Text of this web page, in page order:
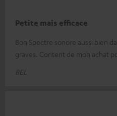
Petite mais efficace
Bon Spectre sonore aussi bien
graves. Content de mon achat
BEL